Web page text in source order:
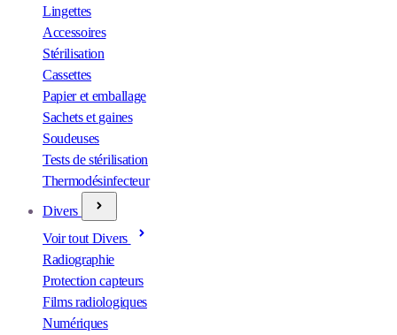
Lingettes
Accessoires
Stérilisation
Cassettes
Papier et emballage
Sachets et gaines
Soudeuses
Tests de stérilisation
Thermodésinfecteur
Divers
Voir tout Divers
Radiographie
Protection capteurs
Films radiologiques
Numériques